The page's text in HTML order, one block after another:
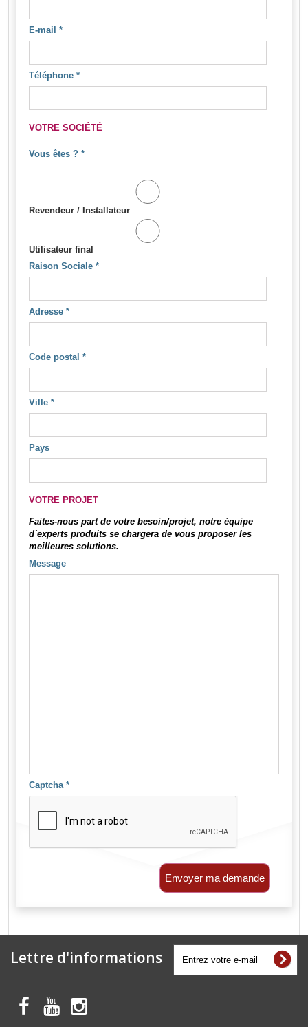
E-mail *
Téléphone *
VOTRE SOCIÉTÉ
Vous êtes ? *
Revendeur / Installateur
Utilisateur final
Raison Sociale *
Adresse *
Code postal *
Ville *
Pays
VOTRE PROJET
Faites-nous part de votre besoin/projet, notre équipe
d`experts produits se chargera de vous proposer les
meilleures solutions.
Message
Captcha *
Envoyer ma demande
Lettre d'informations